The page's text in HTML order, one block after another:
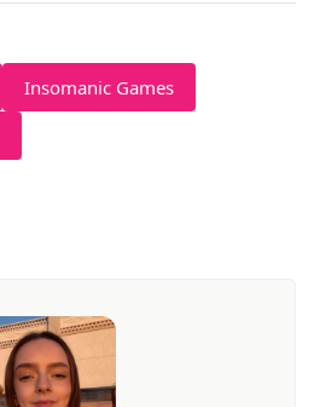
Insomanic Games